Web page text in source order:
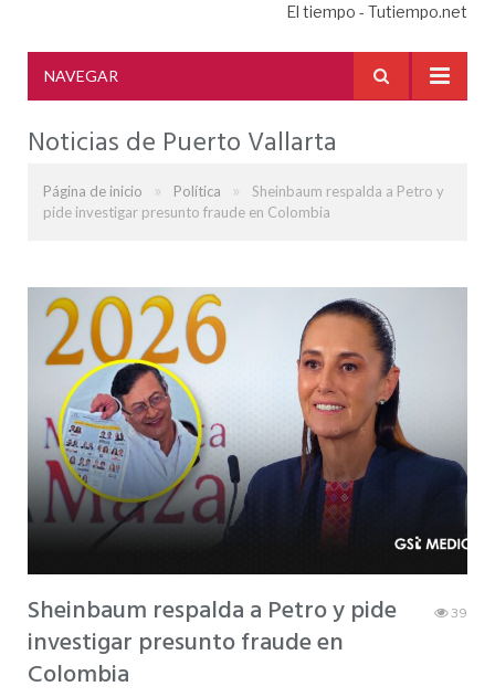
El tiempo - Tutiempo.net
NAVEGAR
Noticias de Puerto Vallarta
Página de inicio » Política »
Sheinbaum respalda a Petro y
pide investigar presunto fraude en Colombia
Sheinbaum respalda a Petro y pide
investigar presunto fraude en
Colombia
39